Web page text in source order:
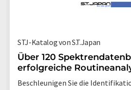
STJ-Katalog von S.T.Japan
Über 120
erfolgreiche
Beschleunigen Sie die